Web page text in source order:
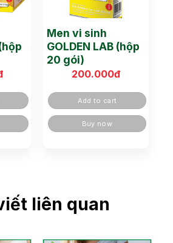
Men vi sinh
GOLDEN LAB (hộp
20 gói)
200.000đ
Add to cart
Buy now
liên quan